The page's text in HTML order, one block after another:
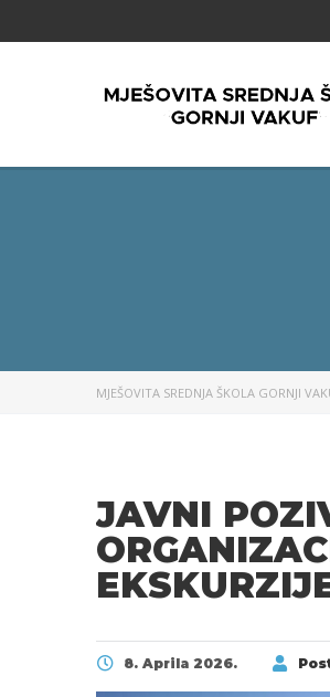
MJEŠOVITA SREDNJA ŠKOLA GORNJI
JAVNI
8. Aprila 2026.